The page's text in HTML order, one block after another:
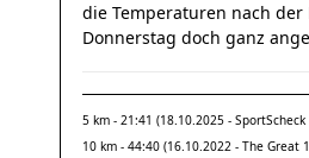
die Temperaturen nach der
Donnerstag doch ganz
5 km - 21:41 (18.10.2025 - SportScheck
10 km - 44:40 (16.10.2022 - The Great